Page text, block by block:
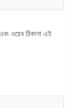
ওয়েব ঠিকানা এই